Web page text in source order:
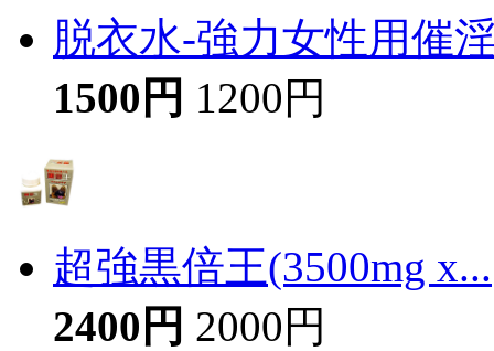
脱衣水-強力女性用催
1500円 1200円
超強黒倍王(3500mg x...
2400円 2000円